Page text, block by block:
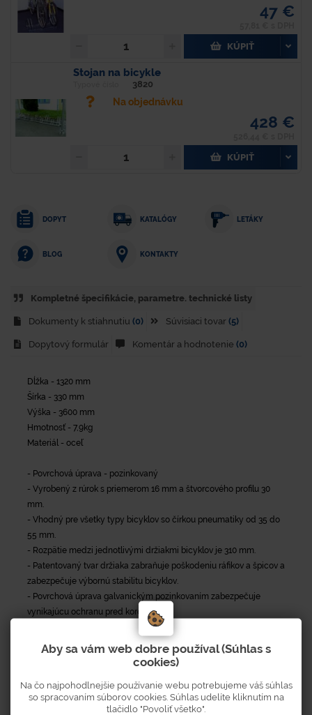
47 €
KÚPIŤ
Stojan na bicykle
3820
Na objednávku
428 €
KÚPIŤ
DOPYT KATALÓGY LETÁKY
BLOG KONTAKTY
Kompletné špecifikácie, parametre. technické listy
Dokumenty k stiahnutiu (0) Súvisiaci tovar (5)
Dopytový formulár Komentár a hodnotenie (0)
Dĺžka - 1320 mm
Šírka - 330 mm
Výška - 3600 mm
Hmotnosť - 7,9kg
Materiál - oceľ
- Povrchová úprava - pozinkovaný
- Vyrobený z rúrok s priemerom 16 mm a štvorcového profilu 30
mm.
- Vhodný pre všetky typy bicyklov so čírkou pneumatiky od 35 do
55 mm.
- Rozpätie medzi jednotlivými držiakmi bicyklov je 310 mm.
- Patentovaný tvar držiaka zabraňuje poškodeniu ráfikov a špicov a
zabezpečuje výbornú stabilitu bicyklov.
- Povrchová úprava galvanickým pozinkovaním zabezpečuje
vynikajúcu ochranu pred koróziou.
- Vybavený štyrmi otvormi na ukotvenie do zeme.
- Do stojana je možné vkladať 5 bicykle z obidvoch strán.
Aby sa vám web dobre používal (Súhlas s
cookies)
Na čo najpohodlnejšie používanie webu potrebujeme váš súhlas
so spracovaním súborov cookies. Súhlas udelíte kliknutím na
tlačidlo "Povoliť všetko".